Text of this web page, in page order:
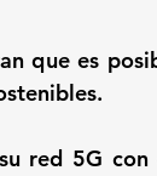
que es
red 5G